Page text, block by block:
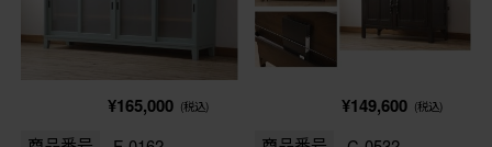
¥165,000 (税込) ¥149,600 (税込)